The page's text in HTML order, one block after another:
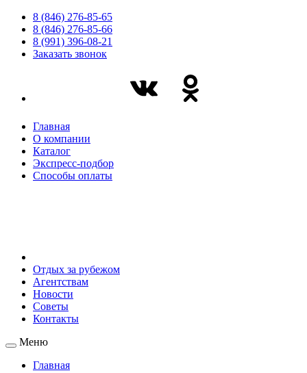
8 (846) 276-85-65
8 (846) 276-85-66
8 (991) 396-08-21
Заказать звонок
Главная
О компании
Каталог
Экспресс-подбор
Способы оплаты
Отдых за рубежом
Агентствам
Новости
Советы
Контакты
Меню
Главная